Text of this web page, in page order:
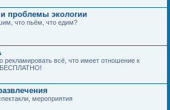
проблемы экологии
что пьём, что едим?
рекламировать всё, что имеет отношение к
мероприятия